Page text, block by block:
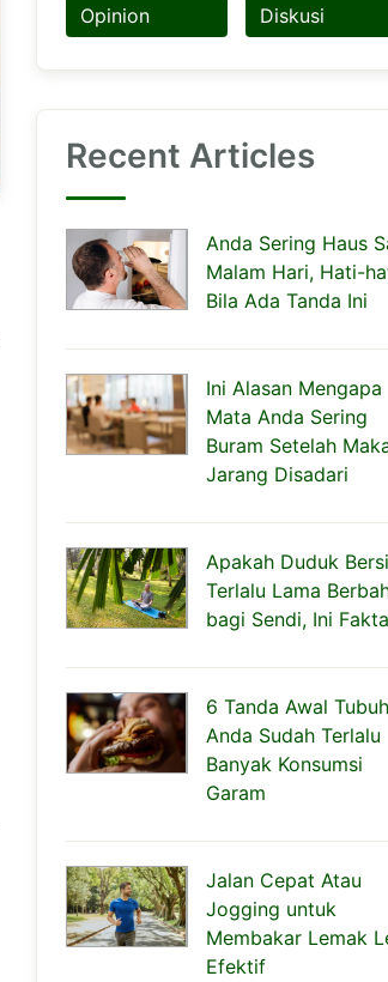
Opinion Diskusi
Recent Articles
Anda Sering Haus
Malam Hari, Hati-
Bila Ada Tanda Ini
Ini Alasan Mengapa
Mata Anda Sering
Buram Setelah
Jarang Disadari
Apakah Duduk
Terlalu Lama
bagi Sendi, Ini
6 Tanda Awal Tubuh
Anda Sudah Terlalu
Banyak Konsumsi
Garam
Jalan Cepat Atau
Jogging untuk
Membakar Lemak
Efektif